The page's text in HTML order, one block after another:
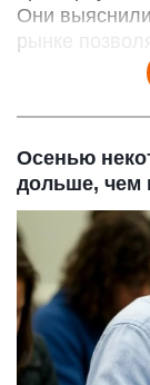
Они
рынке
Осенью
дольше, чем